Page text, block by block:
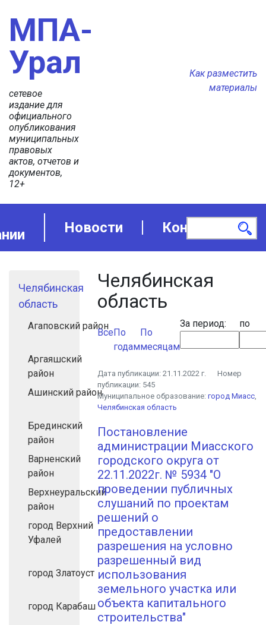
МПА-
Урал
сетевое
издание для
официального
опубликования
муниципальных
правовых
актов, отчетов и
документов,
12+
Как разместить
материалы
Новости Контакты
Челябинская
область
Агаповский район
Аргаяшский
район
Ашинский район
Брединский
район
Варненский
район
Верхнеуральский
район
город Верхний
Уфалей
город Златоуст
город Карабаш
Челябинская
область
ВсеПо
годам
По
месяцам
За период: по
Дата публикации:21.11.2022 г.
Номер
публикации: 545
Муниципальное образование:город Миасс,
Челябинская область
Постановление
администрации Миасского
городского округа от
22.11.2022г. № 5934 "О
проведении публичных
слушаний по проектам
решений о
предоставлении
разрешения на условно
разрешенный вид
использования
земельного участка или
объекта капитального
строительства"